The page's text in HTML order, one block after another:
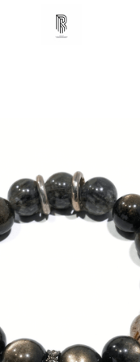
】
性
商品分類
部落格分類